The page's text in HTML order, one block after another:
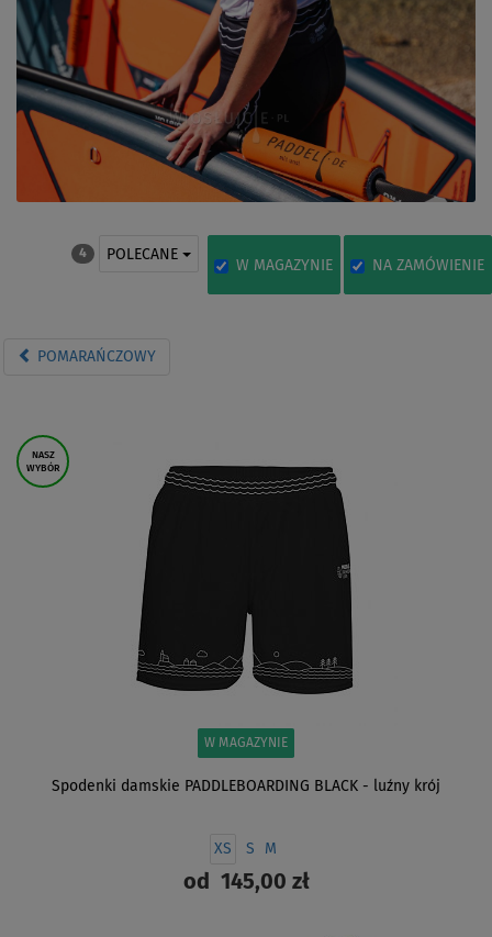
4 POLECANE
W MAGAZYNIE NA ZAMÓWIENIE
POMARAŃCZOWY
NASZ
WYBÓR
W MAGAZYNIE
Spodenki damskie PADDLEBOARDING BLACK - luźny krój
XS S M
od 145,00 zł